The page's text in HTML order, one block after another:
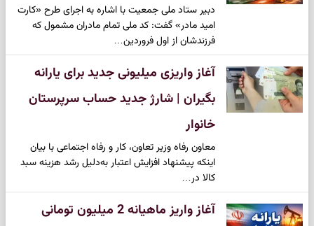
دبیر ستاد ملی جمعیت با اشاره به اجرای طرح «کارت
امید مادر» گفت: کد ملی تمام مادران مشمول که
فرزندشان از اول فروردین…
آغاز واریزی میلیونی جدید برای یارانه
بگیران | شارژ جدید حساب سرپرستان
خانوار
معاون رفاه وزیر تعاون، کار و رفاه اجتماعی با بیان
اینکه پیشنهاد افزایش اعتبار به‌دلیل رشد هزینه سبد
کالا در…
آغاز واریز ماهیانه 2 میلیون تومانی